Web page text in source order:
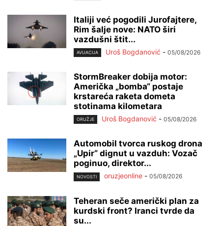
Italiji već pogodili Jurofajtere,
Rim šalje nove: NATO širi
vazdušni štit...
AVIJACIJA Uroš Bogdanović - 05/08/2026
StormBreaker dobija motor:
Američka „bomba“ postaje
krstareća raketa dometa
stotinama kilometara
ORUŽJE Uroš Bogdanović - 05/08/2026
Automobil tvorca ruskog drona
„Upir“ dignut u vazduh: Vozač
poginuo, direktor...
NOVOSTI oruzjeonline - 05/08/2026
Teheran seče američki plan za
kurdski front? Iranci tvrde da
su...